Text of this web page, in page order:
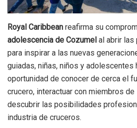
Royal Caribbean reafirma su
adolescencia de Cozumel al abrir las
para inspirar a las nuevas
guiadas, niñas, niños y adolescentes
oportunidad de conocer de cerca el
crucero, interactuar con miembros
descubrir las posibilidades
industria de cruceros.